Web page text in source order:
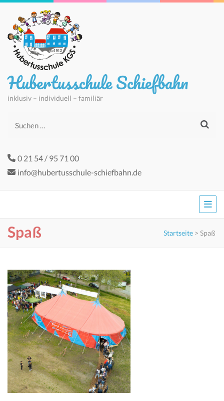
Hubertusschule Schiefbahn
inklusiv – individuell – familiär
Suchen
0 21 54 / 95 71 00
info@hubertusschule-schiefbahn.de
Spaß Startseite > Spaß